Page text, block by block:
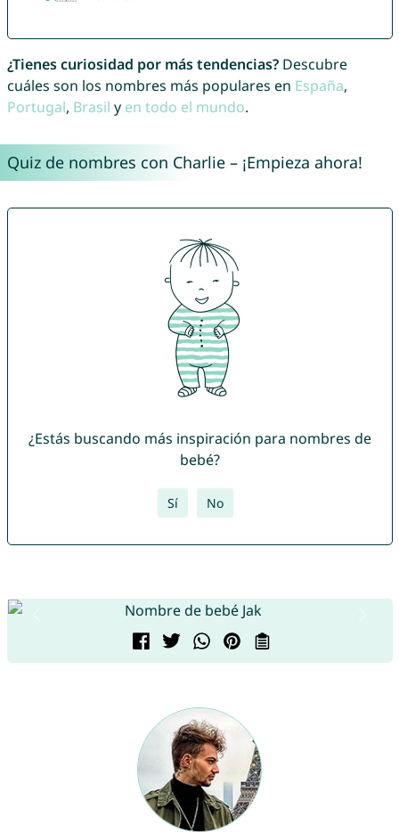
¿Tienes curiosidad por más tendencias?Descubre
cuáles son los nombres más populares en España,
Portugal, Brasil y en todo el mundo.
Quiz de nombres con Charlie – ¡Empieza ahora!
¿Estás buscando más inspiración para nombres de
bebé?
Sí No